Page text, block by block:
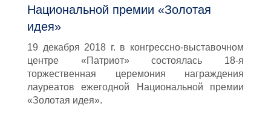
Национальной премии «Золотая
идея»
19 декабря 2018 г. в конгрессно-выставочном
центре «Патриот» состоялась 18-я
торжественная церемония награждения
лауреатов ежегодной Национальной премии
«Золотая идея».